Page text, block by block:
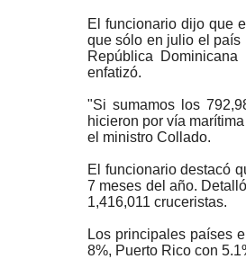
El funcionario dijo que
que sólo en julio el país
República
enfatizó.
"Si sumamos los
hicieron por vía
el ministro Collado.
El funcionario destacó
7 meses del año.
1,416,011 cruceristas.
Los principales países
8%, Puerto Rico con